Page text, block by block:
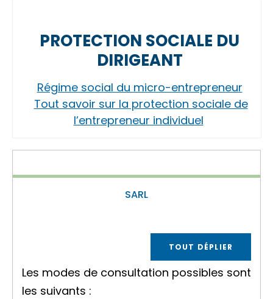
PROTECTION SOCIALE DU
DIRIGEANT
Régime social du micro-entrepreneur
Tout savoir sur la protection sociale de
l’entrepreneur individuel
SARL
TOUT DÉPLIER
Les modes de consultation possibles sont
les suivants :